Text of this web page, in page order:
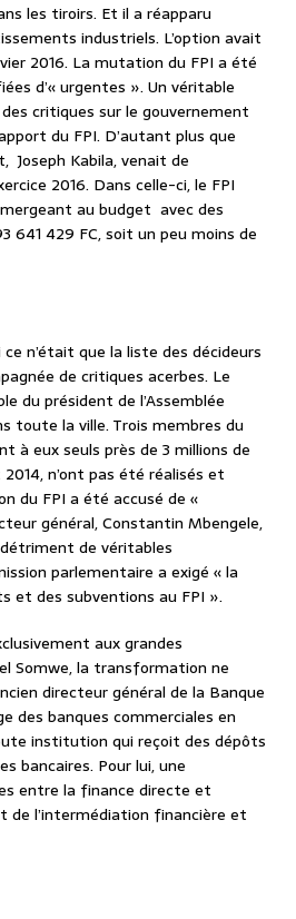
les tiroirs. Et il a réapparu
industriels. L’option avait
2016. La mutation du FPI a été
d’« urgentes ». Un véritable
critiques sur le gouvernement
du FPI. D’autant plus que
Joseph Kabila, venait de
2016. Dans celle-ci, le FPI
au budget avec des
641 429 FC, soit un peu moins de
n’était que la liste des décideurs
de critiques acerbes. Le
du président de l’Assemblée
toute la ville. Trois membres du
à eux seuls près de 3 millions de
n’ont pas été réalisés et
du FPI a été accusé de «
général, Constantin Mbengele,
de véritables
parlementaire a exigé « la
et des subventions au FPI ».
aux grandes
Somwe, la transformation ne
directeur général de la Banque
des banques commerciales en
institution qui reçoit des dépôts
bancaires. Pour lui, une
entre la finance directe et
de l’intermédiation financière et